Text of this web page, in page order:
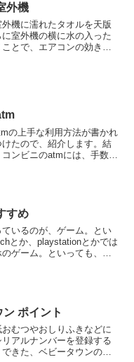
外機
機に濡れたタオルを天版
室外機の横に水の入った
とで、エアコンの効きが
の上手な利用方法が書かれ
たので、紹介します。結
ンビニのatmには、手数料
すめ
いるのが、ゲーム。とい
とか、playstationとかでは
ゲーム。といっても、単
ポイント
むつやおしりふきなどに
アルナンバーを登録する
きた、ベビータウンのポ